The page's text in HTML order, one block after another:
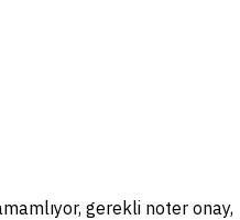
gerekli noter onay,